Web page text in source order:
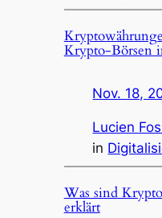
Krypto-Börsen
Nov. 18,
Lucien
in
Was sind
erklärt